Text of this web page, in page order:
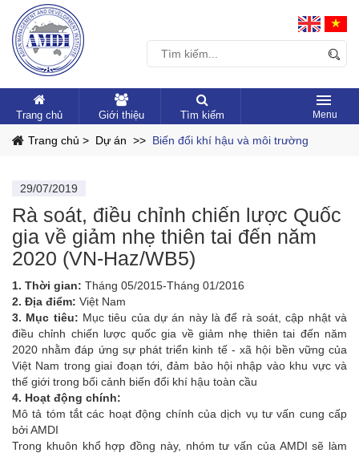
Trang chủ Giới thiệu Tìm kiếm
Trang chủ > Dự án >> Biến đổi khí hậu và môi trường
29/07/2019
Rà soát, điều chỉnh chiến lược Quốc
gia về giảm nhẹ thiên tai đến năm
2020 (VN-Haz/WB5)
1. Thời gian: Tháng 05/2015-Tháng 01/2016
2. Địa điểm: Việt Nam
3. Mục tiêu: Mục tiêu của dự án này là để rà soát, cập nhật và
điều chỉnh chiến lược quốc gia về giảm nhẹ thiên tai đến năm
2020 nhằm đáp ứng sự phát triển kinh tế - xã hội bền vững của
Việt Nam trong giai đoạn tới, đảm bảo hội nhập vào khu vực và
thế giới trong bối cảnh biến đổi khí hậu toàn cầu
4. Hoạt động chính:
Mô tả tóm tắt các hoạt động chính của dịch vụ tư vấn cung cấp
bởi AMDI
Trong khuôn khổ hợp đồng này, nhóm tư vấn của AMDI sẽ làm